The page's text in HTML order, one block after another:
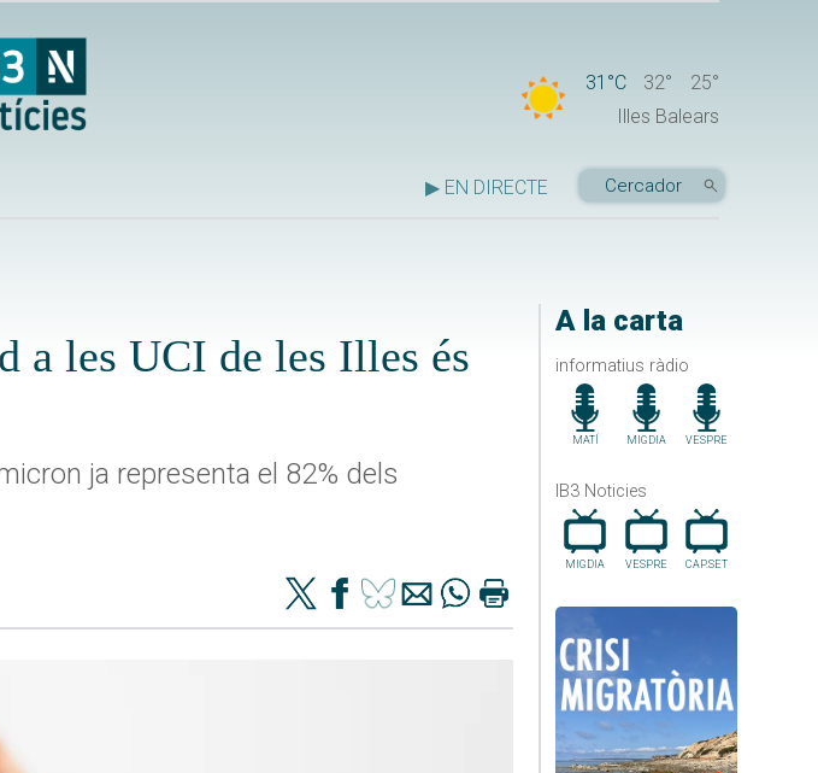
31°C 32°
25°
Illes Balears
▶ EN DIRECTE
A la carta
informatius ràdio
MATÍ MIGDIA VESPRE
IB3 Noticies
MIGDIA VESPRE CAP.SET
a les UCI de les Illes és
ja representa el 82% dels